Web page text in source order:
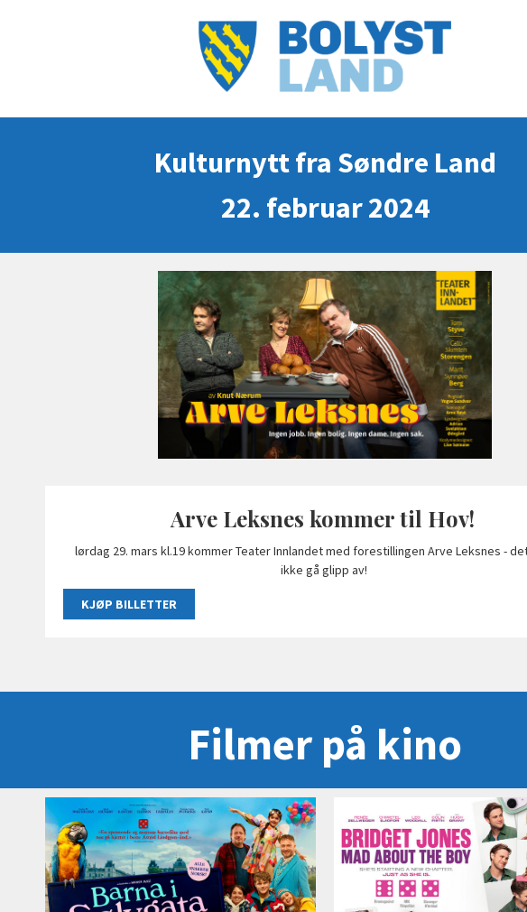
Kulturnytt fra Søndre Land
22. februar 2024
Arve Leksnes kommer til Hov!
lørdag 29. mars kl.19 kommer Teater Innlandet med forestillingen Arve Leksnes -
ikke gå glipp av!
KJØP BILLETTER
Filmer på kino